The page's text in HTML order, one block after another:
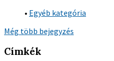
• Egyéb kategória
Még több bejegyzés
Címkék